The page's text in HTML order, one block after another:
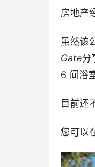
房地产
虽然该
Gate分
6 间浴
目前还
您可以